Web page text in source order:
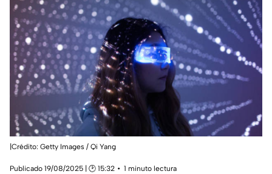
|Crédito: Getty Images / Qi Yang
Publicado 19/08/2025 | 🕑 15:32
1 minuto lectura